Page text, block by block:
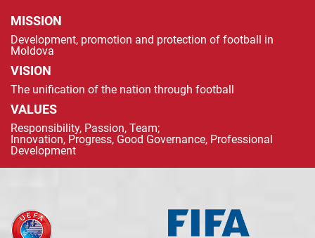
MISSION
Development, promotion and protection of football in
Moldova
VISION
The unification of the nation through football
VALUES
Responsibility, Passion, Team;
Innovation, Progress, Good Governance, Professional
Development